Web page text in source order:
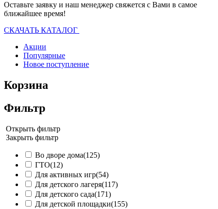
Оставьте заявку и наш менеджер свяжется с Вами в самое
ближайшее время!
СКАЧАТЬ КАТАЛОГ
Акции
Популярные
Новое поступление
Корзина
Фильтр
Открыть фильтр
Закрыть фильтр
Во дворе дома(125)
ГТО(12)
Для активных игр(54)
Для детского лагеря(117)
Для детского сада(171)
Для детской площадки(155)